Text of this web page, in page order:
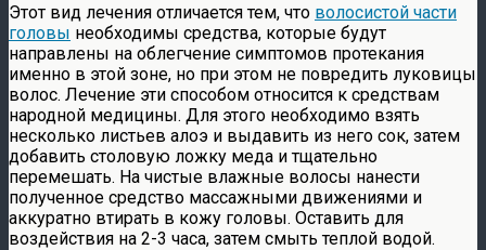
Этот вид лечения отличается тем, что волосистой части
головы необходимы средства, которые будут
направлены на облегчение симптомов протекания
именно в этой зоне, но при этом не повредить луковицы
волос. Лечение эти способом относится к средствам
народной медицины. Для этого необходимо взять
несколько листьев алоэ и выдавить из него сок, затем
добавить столовую ложку меда и тщательно
перемешать. На чистые влажные волосы нанести
полученное средство массажными движениями и
аккуратно втирать в кожу головы. Оставить для
воздействия на 2-3 часа, затем смыть теплой водой.